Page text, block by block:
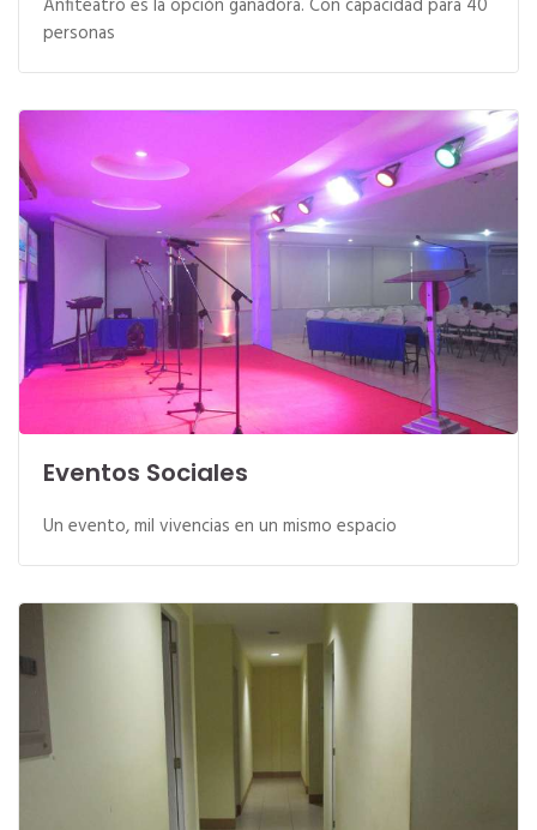
personas
Eventos Sociales
Un evento, mil vivencias en un mismo espacio